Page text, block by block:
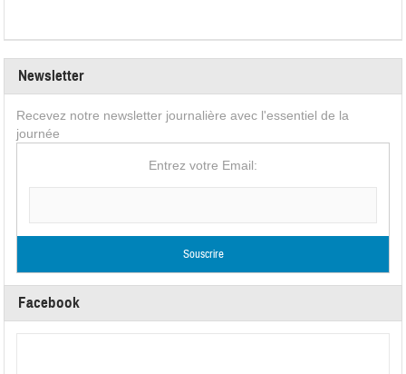
Newsletter
Recevez notre newsletter journalière avec l'essentiel de la
journée
Entrez votre Email:
Facebook